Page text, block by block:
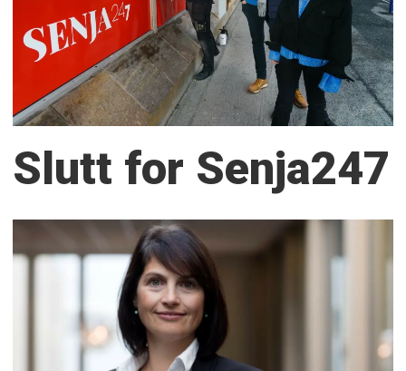
Slutt for Senja247